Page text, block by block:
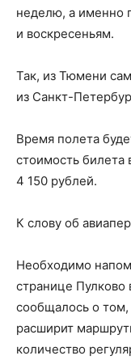
неделю, а именно
и воскресеньям.
Так, из Тюмени
из Санкт-
Время полета
стоимость билета
4 150 рублей.
К слову об
Необходимо
странице Пулково
сообщалось о том,
расширит
количество